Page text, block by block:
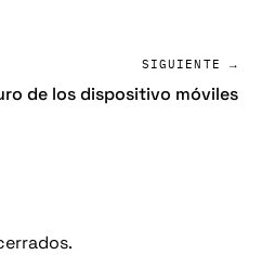
SIGUIENTE →
de los dispositivo móviles